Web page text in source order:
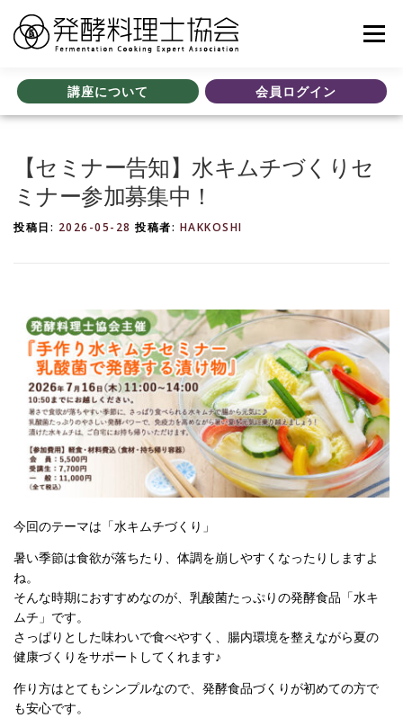
メニュ
協会について 認定講座 全国加盟校一覧 セミナー案内
受験案内 Q&A お知らせ ブログ 会員の皆様へ
動画視聴の皆様へ
講座について 会員ログイン
【セミナー告知】水キムチづくりセ
ミナー参加募集中！
投稿日: 2026-05-28 投稿者: HAKKOSHI
今回のテーマは「水キムチづくり」
暑い季節は食欲が落ちたり、体調を崩しやすくなったりしますよ
ね。
そんな時期におすすめなのが、乳酸菌たっぷりの発酵食品「水キ
ムチ」です。
さっぱりとした味わいで食べやすく、腸内環境を整えながら夏の
健康づくりをサポートしてくれます♪
作り方はとてもシンプルなので、発酵食品づくりが初めての方で
も安心です。